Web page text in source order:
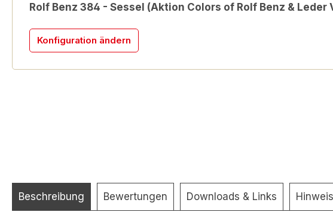
Rolf Benz 384 - Sessel (Aktion Colors of Rolf Benz &
Konfiguration ändern
Beschreibung Bewertungen Downloads & Links